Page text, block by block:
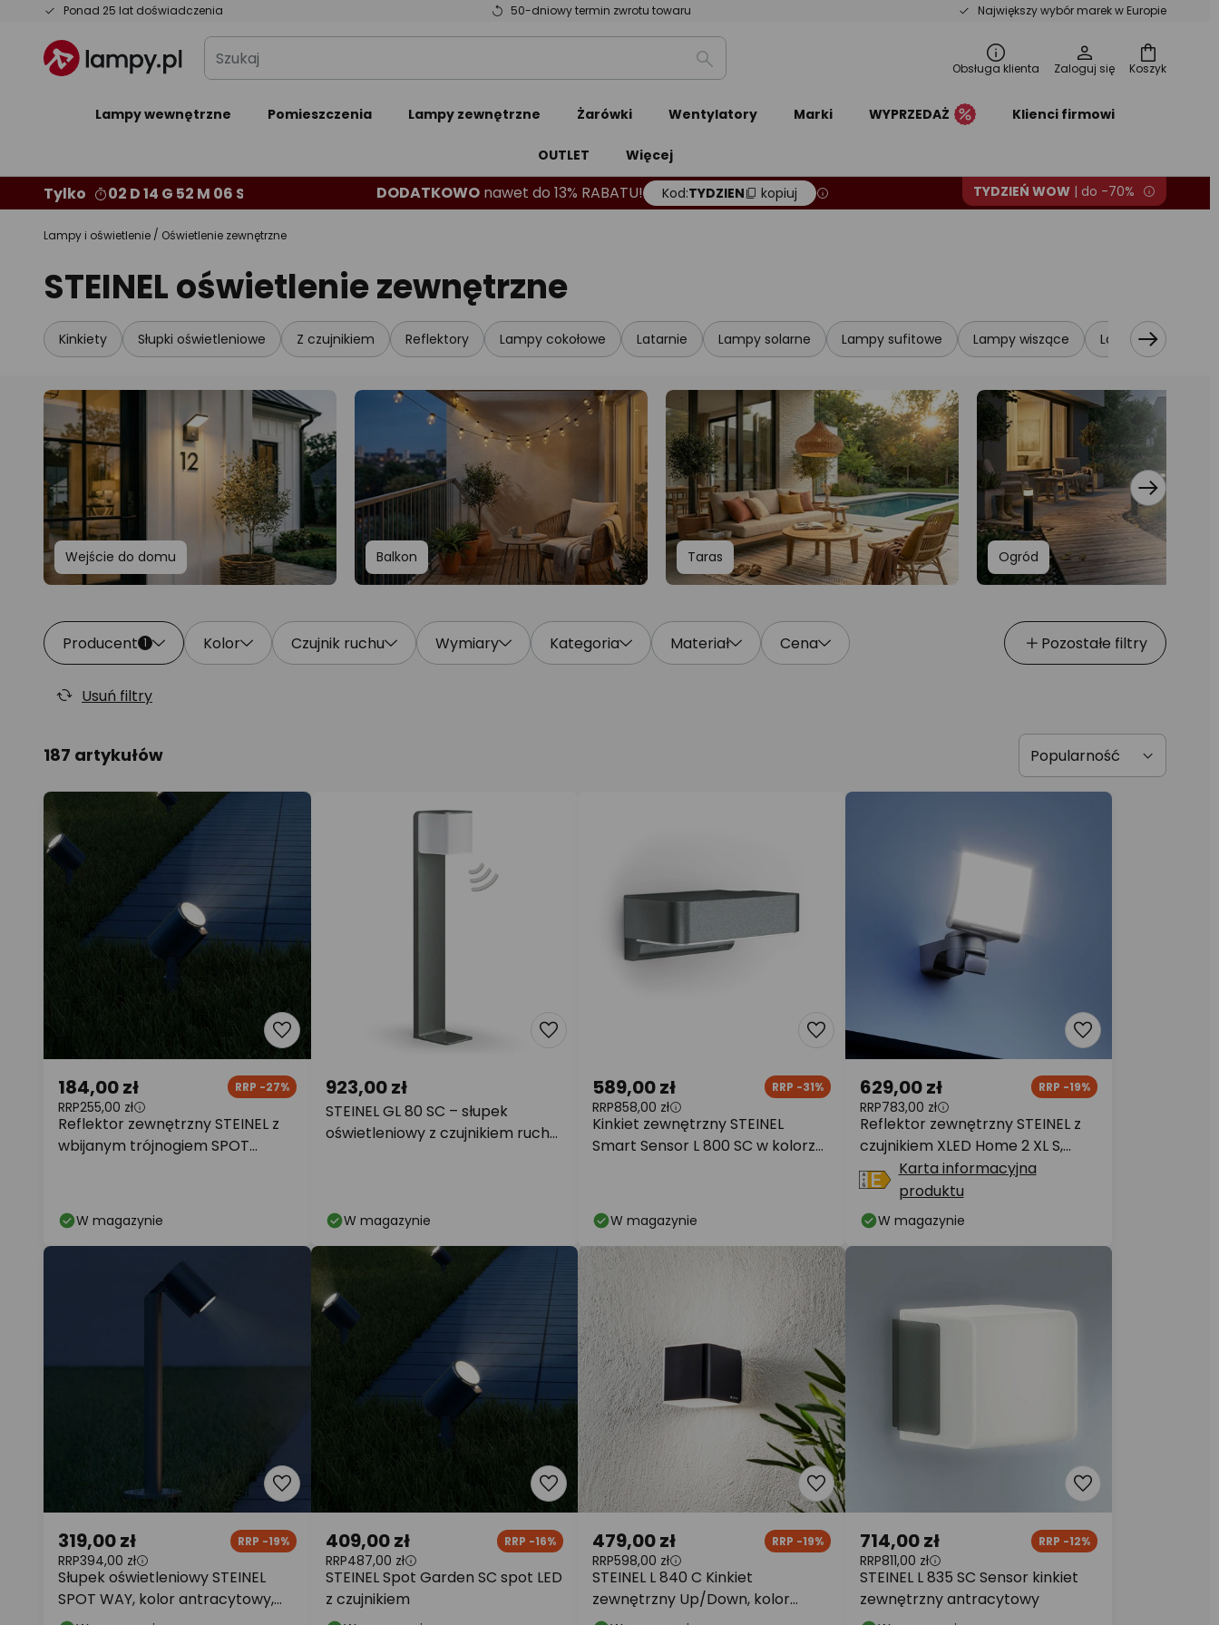
Ponad 25 lat doświadczenia 50-dniowy termin zwrotu towaru Największy wybór marek w Europie
Przejdź
treści
Koszyk
Szukaj
Szukaj
Obsługa klienta Zaloguj się
Lampy wewnętrzne Pomieszczenia Lampy zewnętrzne Żarówki Wentylatory Marki WYPRZEDAŻ Klienci firmowi
OUTLET Więcej
Tylko 02 D 14 G 52 M 05 S DODATKOWO nawet do 13% RABATU! Kod:TYDZIEN kopiuj TYDZIEŃ WOW | do -70%
Lampy i oświetlenie Oświetlenie zewnętrzne
STEINEL oświetlenie zewnętrzne
Kinkiety Słupki oświetleniowe Z czujnikiem Reflektory Lampy cokołowe Latarnie Lampy solarne Lampy sufitowe Lampy wiszące Lampy najazdowe
Wejście do domu Balkon Taras Ogród
Producent 1 Kolor Czujnik ruchu Wymiary Kategoria Materiał Cena Pozostałe filtry
Usuń filtry
187 artykułów
Reflektor zewnętrzny STEINEL z
wbijanym trójnogiem SPOT
184,00 zł RRP -27%
RRP255,00 zł
W magazynie
STEINEL GL 80 SC – słupek
oświetleniowy z czujnikiem ruchu,
923,00 zł
W magazynie
Kinkiet zewnętrzny STEINEL
Smart Sensor L 800 SC w kolorze
589,00 zł RRP -31%
RRP858,00 zł
W magazynie
Reflektor zewnętrzny STEINEL z
czujnikiem XLED Home 2 XL S,
kolor grafitowy,
629,00 zł RRP -19%
RRP783,00 zł
Karta informacyjna
produktu
W magazynie
Słupek oświetleniowy STEINEL
SPOT WAY, kolor antracytowy,
319,00 zł RRP -19%
RRP394,00 zł
STEINEL Spot Garden SC spot LED
z czujnikiem
409,00 zł RRP -16%
RRP487,00 zł
STEINEL L 840 C Kinkiet
zewnętrzny Up/Down, kolor
479,00 zł RRP -19%
RRP598,00 zł
STEINEL L 835 SC Sensor kinkiet
zewnętrzny antracytowy
714,00 zł RRP -12%
RRP811,00 zł